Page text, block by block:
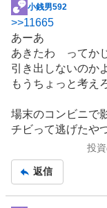
掲
示
板
記
事
小銭男592
>>11665
あーあ
あきたわ ってか
引き出しないのか
もうちょっと考え
場末のコンビニで
チビって逃げたや
投
返信